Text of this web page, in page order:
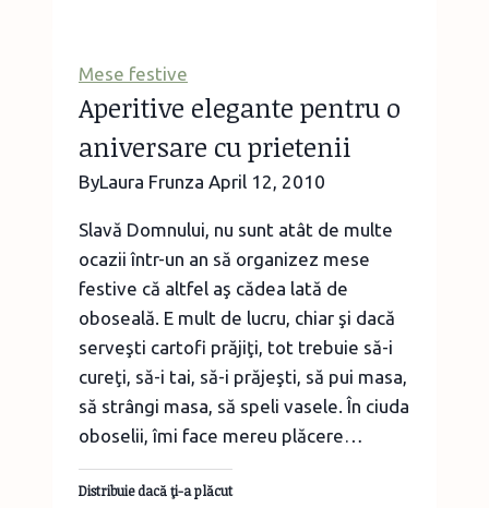
din
făină
de
sarazin
Mese festive
Aperitive elegante pentru o
aniversare cu prietenii
ByLaura Frunza April 12, 2010
Slavă Domnului, nu sunt atât de multe
ocazii într-un an să organizez mese
festive că altfel aş cădea lată de
oboseală. E mult de lucru, chiar şi dacă
serveşti cartofi prăjiţi, tot trebuie să-i
cureţi, să-i tai, să-i prăjeşti, să pui masa,
să strângi masa, să speli vasele. În ciuda
oboselii, îmi face mereu plăcere…
Distribuie dacă ţi-a plăcut